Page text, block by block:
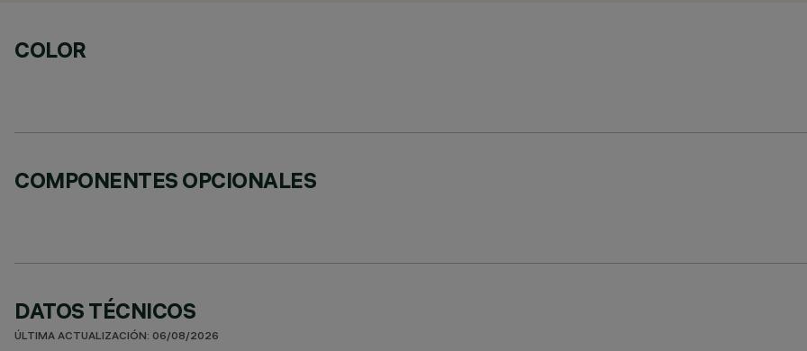
COLOR
COMPONENTES OPCIONALES
DATOS TÉCNICOS
ÚLTIMA ACTUALIZACIÓN: 06/08/2026